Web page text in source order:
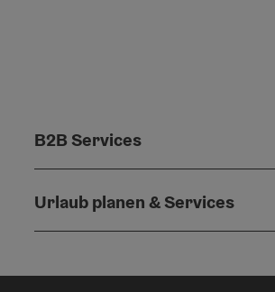
B2B Services
Urlaub planen & Services